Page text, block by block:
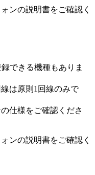
ンの説明書をご確認く
できる機種もありま
は原則1回線のみで
仕様をご確認くださ
ンの説明書をご確認く